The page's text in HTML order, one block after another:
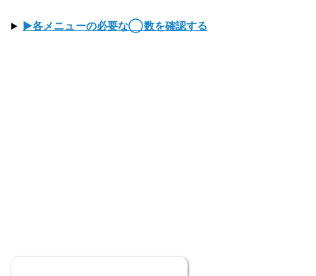
▶各メニューの必要な◯数を確認する